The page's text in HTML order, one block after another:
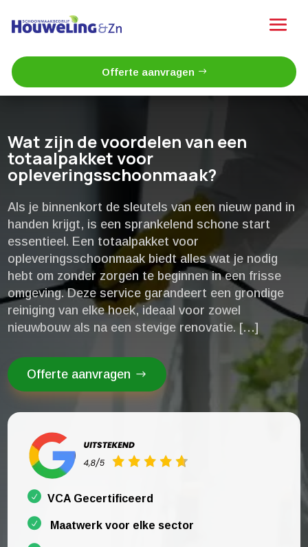
Offerte aanvragen
Wat zijn de voordelen van een
totaalpakket voor
opleveringsschoonmaak?
Als je binnenkort de sleutels van een nieuw pand in
handen krijgt, is een sprankelend schone start
essentieel.​ Een totaalpakket voor
opleveringsschoonmaak biedt alles wat je nodig
hebt om zonder zorgen te beginnen in een frisse
omgeving.​ Deze service garandeert een grondige
reiniging van elke hoek, ideaal voor zowel
nieuwbouw als na een stevige renovatie.​ […]
Offerte aanvragen
VCA Gecertificeerd
Maatwerk voor elke sector